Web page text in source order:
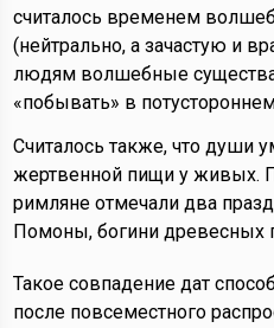
считалось временем
(нейтрально, а зачастую и
людям волшебные
«побывать» в
Считалось также, что души
жертвенной пищи у живых.
римляне отмечали два
Помоны, богини древесных
Такое совпадение дат
после повсеместного